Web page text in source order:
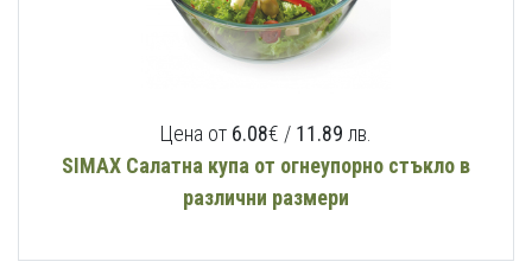
Цена от 6.08€ / 11.89 лв.
SIMAX Салатна купа от огнеупорно стъкло в
различни размери